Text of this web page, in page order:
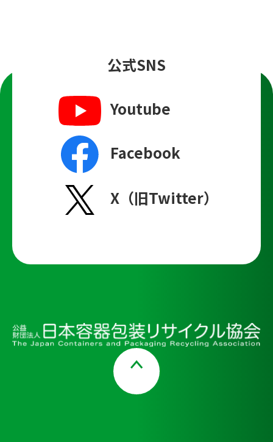
公式SNS
Youtube
Facebook
X（旧Twitter）